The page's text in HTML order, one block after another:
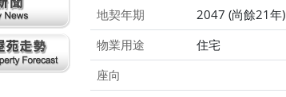
地契年期
2047 (尚餘21年)
物業用途
住宅
座向